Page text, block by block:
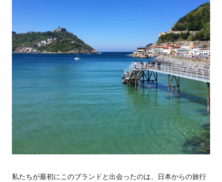
私たちが最初にこのブランドと出会ったのは、日本からの旅行